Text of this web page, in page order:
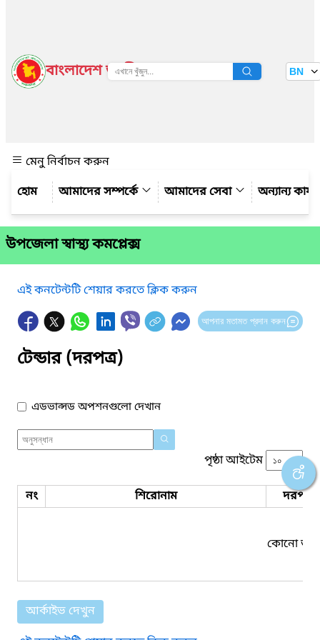
বাংলাদেশ জাতীয় তথ্য বাতায়ন BN
মেনু নির্বাচন করুন
আমাদের সম্পর্কে
আমাদের সেবা অন্যান্য
উপজেলা স্বাস্থ্য কমপ্লেক্স
এই কনটেন্টটি শেয়ার করতে ক্লিক করুন
আপনার মতামত প্রদান করুন
টেন্ডার (দরপত্র)
এডভান্সড অপশনগুলো দেখান
পৃষ্ঠা আইটেম
নং শিরোনাম দরপত্র
কোনো তথ্য
আর্কাইভ দেখুন